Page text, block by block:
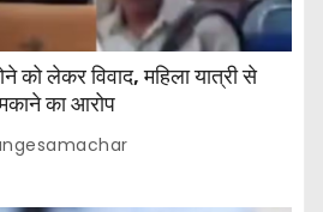
को लेकर विवाद, महिला यात्री से
का आरोप